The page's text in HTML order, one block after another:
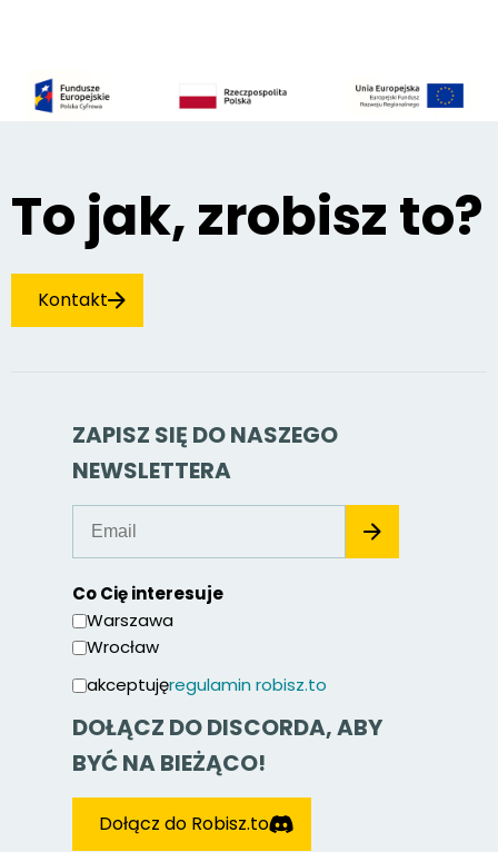
To jak, zrobisz to?
Kontakt
ZAPISZ SIĘ DO NASZEGO
NEWSLETTERA
Co Cię interesuje
Warszawa
Wrocław
akceptujęregulamin robisz.to
DOŁĄCZ DO DISCORDA, ABY
BYĆ NA BIEŻĄCO!
Dołącz do Robisz.to